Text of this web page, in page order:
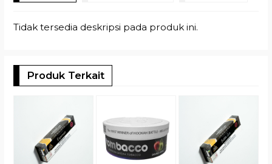
Tidak tersedia deskripsi pada produk ini.
Produk Terkait